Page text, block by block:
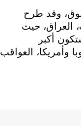
وقد طرح
الكويت، العراق، حيث
أكبر
وأمريكا، العواقب